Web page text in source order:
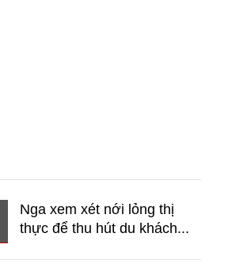
Nga xem xét nới lỏng thị
thực để thu hút du khách...